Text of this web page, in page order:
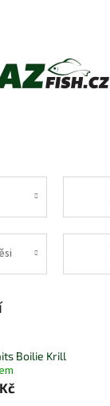
Boilie Krill